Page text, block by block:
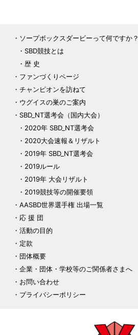
ソープボックスダービーって何ですか？
SBD競技とは
歴 史
ファンづくりページ
チャンピオンを訪ねて
ウグイスの巣のご案内
SBD_NT選考会（国内大会）
2020年 SBD_NT選考会
2020大会速報＆リザルト
2019年 SBD_NT選考会
2019ルール
2019年 大会リザルト
2019競技等の開催要領
AASBD世界選手権 出場一覧
応 援 団
活動の目的
定款
団体概要
企業・団体・学校等のご関係者さまへ
お問い合わせ
プライバシーポリシー